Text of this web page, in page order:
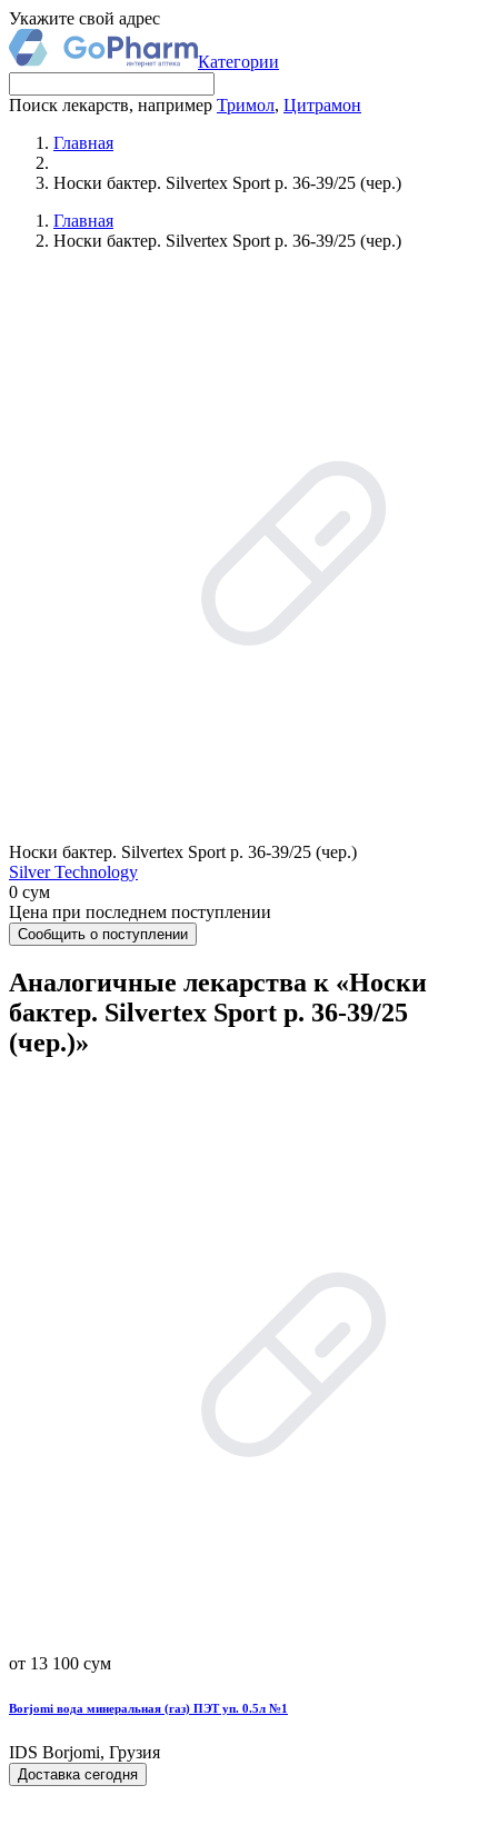
Укажите свой адрес
Категории
Поиск лекарств, например Тримол, Цитрамон
Главная
Носки бактер. Silvertex Sport р. 36-39/25 (чер.)
Главная
Носки бактер. Silvertex Sport р. 36-39/25 (чер.)
Носки бактер. Silvertex Sport р. 36-39/25 (чер.)
Silver Technology
0 сум
Цена при последнем поступлении
Сообщить о поступлении
Аналогичные лекарства к «Носки
бактер. Silvertex Sport р. 36-39/25
(чер.)»
от 13 100 сум
Borjomi вода минеральная (газ) ПЭТ уп. 0.5л №1
IDS Borjomi, Грузия
Доставка сегодня